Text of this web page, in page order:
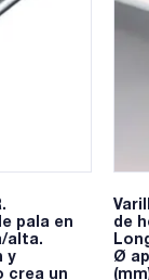
pala en
alta.
y
crea un
de
Ø